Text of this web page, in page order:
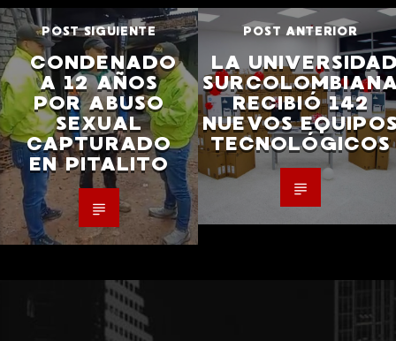
POST SIGUIENTE
CONDENADO
A 12 AÑOS
POR ABUSO
SEXUAL
CAPTURADO
EN PITALITO
POST ANTERIOR
LA
RECIBIÓ 142
NUEVOS
TECNOLÓGICOS